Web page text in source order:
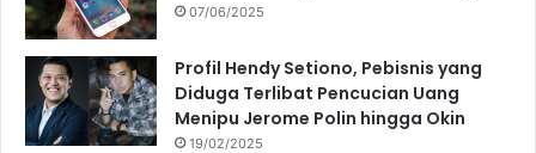
07/06/2025
Profil Hendy Setiono, Pebisnis yang
Diduga Terlibat Pencucian Uang
Menipu Jerome Polin hingga Okin
19/02/2025